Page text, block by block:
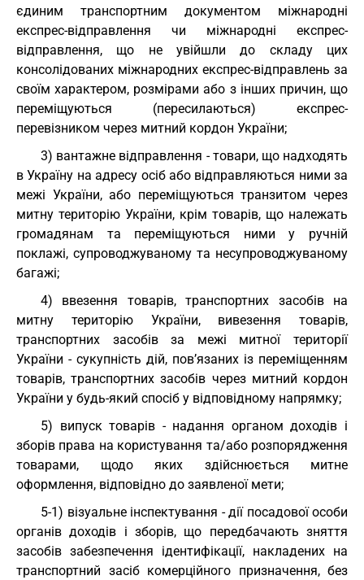
єдиним транспортним документом міжнародні
експрес-відправлення чи міжнародні експрес-
відправлення, що не увійшли до складу цих
консолідованих міжнародних експрес-відправлень за
своїм характером, розмірами або з інших причин, що
переміщуються (пересилаються) експрес-
перевізником через митний кордон України;
3) вантажне відправлення - товари, що надходять
в Україну на адресу осіб або відправляються ними за
межі України, або переміщуються транзитом через
митну територію України, крім товарів, що належать
громадянам та переміщуються ними у ручній
поклажі, супроводжуваному та несупроводжуваному
багажі;
4) ввезення товарів, транспортних засобів на
митну територію України, вивезення товарів,
транспортних засобів за межі митної території
України - сукупність дій, пов’язаних із переміщенням
товарів, транспортних засобів через митний кордон
України у будь-який спосіб у відповідному напрямку;
5) випуск товарів - надання органом доходів і
зборів права на користування та/або розпорядження
товарами, щодо яких здійснюється митне
оформлення, відповідно до заявленої мети;
5-1) візуальне інспектування - дії посадової особи
органів доходів і зборів, що передбачають зняття
засобів забезпечення ідентифікації, накладених на
транспортний засіб комерційного призначення, без